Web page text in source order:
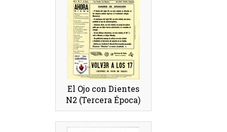
El Ojo con Dientes
N2 (Tercera Época)